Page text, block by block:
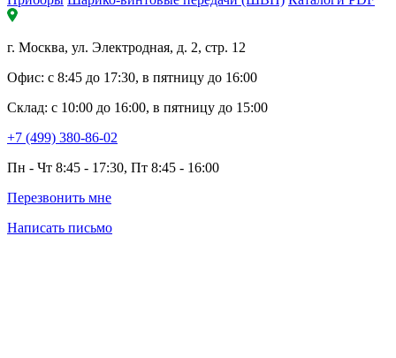
г. Москва, ул. Электродная, д. 2, стр. 12
Офис: с 8:45 до 17:30, в пятницу до 16:00
Склад: с 10:00 до 16:00, в пятницу до 15:00
+7 (499) 380-86-02
Пн - Чт 8:45 - 17:30, Пт 8:45 - 16:00
Перезвонить мне
Написать письмо